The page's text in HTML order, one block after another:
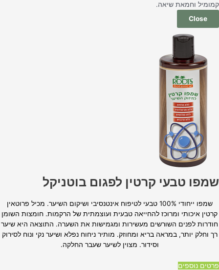
קמומיל וחמאת שיאה.
Close
שמפו טבעי קרטין לפגום בוטניקל
שמפו ייחודי 100% טבעי לטיפוח אינטנסיבי ושיקום השיער. מכיל פרוטאין
קרטין איכותי ומרוכז להחייאה טבעית ועוצמתית של הרקמות. חומצות השומן
חודרות לפנים השורשים מעשירות ומגמישות את השערה. התוצאה היא שיער
רך וחלק יותר, במראה בריא ומחוזק. מותיר ניחוח נפלא ושיער נקי ונוח לסירוק
וסידור. מצוין לשיער שעבר החלקה.
פרטים נוספים